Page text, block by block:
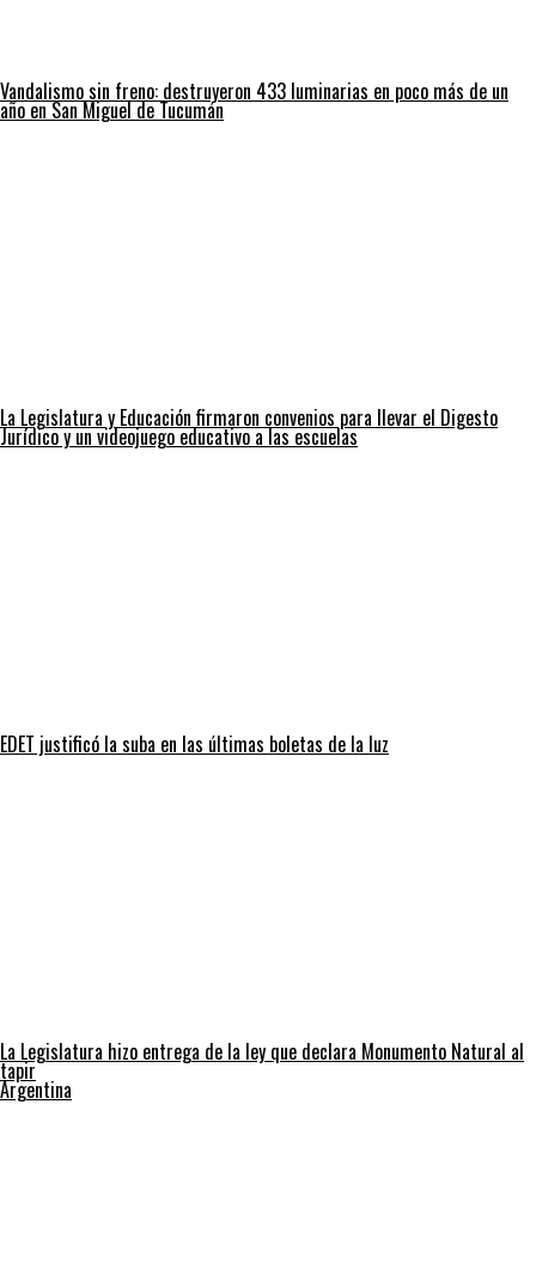
Vandalismo sin freno: destruyeron 433 luminarias en poco más de un
año en San Miguel de Tucumán
La Legislatura y Educación firmaron convenios para llevar el Digesto
Jurídico y un videojuego educativo a las escuelas
EDET justificó la suba en las últimas boletas de la luz
La Legislatura hizo entrega de la ley que declara Monumento Natural al
tapir
Argentina